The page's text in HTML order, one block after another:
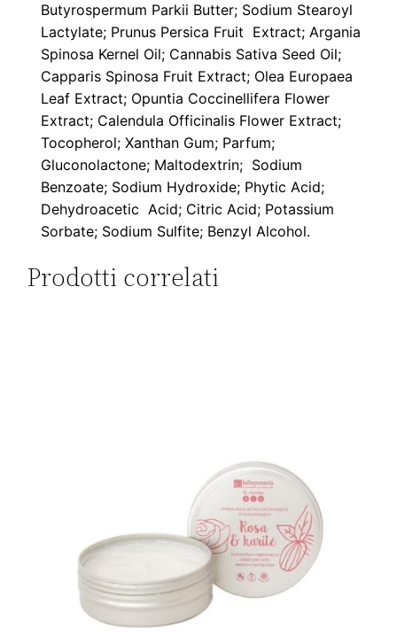
Butyrospermum Parkii Butter; Sodium Stearoyl
Lactylate; Prunus Persica Fruit Extract; Argania
Spinosa Kernel Oil; Cannabis Sativa Seed Oil;
Capparis Spinosa Fruit Extract; Olea Europaea
Leaf Extract; Opuntia Coccinellifera Flower
Extract; Calendula Officinalis Flower Extract;
Tocopherol; Xanthan Gum; Parfum;
Gluconolactone; Maltodextrin; Sodium
Benzoate; Sodium Hydroxide; Phytic Acid;
Dehydroacetic Acid; Citric Acid; Potassium
Sorbate; Sodium Sulfite; Benzyl Alcohol.
Prodotti correlati